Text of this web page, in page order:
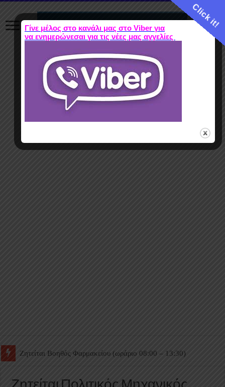
Ζητείται Βοηθός Θαλάμου
Click it!
Γίνε μέλος στο κανάλι μας στο Viber για
να ενημερώνεσαι για τις νέες μας αγγελίες